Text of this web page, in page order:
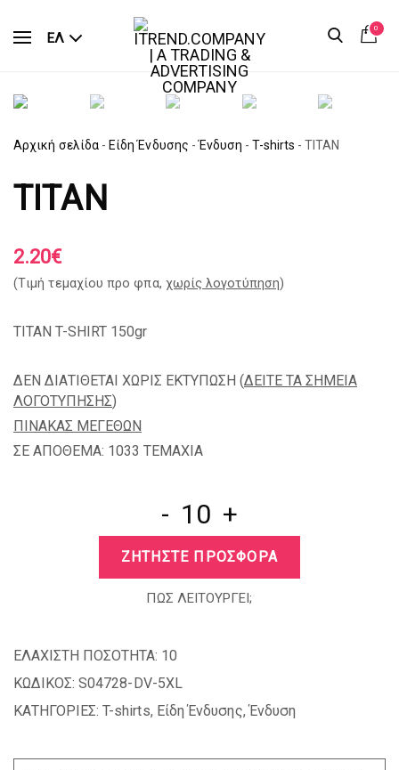
ΕΛ
0
Αρχική σελίδα - Είδη Ένδυσης - Ένδυση - T-shirts - TITAN
TITAN
2.20€
(Tιμή τεμαχίου προ φπα, χωρίς λογοτύπηση)
TITAN T-SHIRT 150gr
ΔΕΝ ΔΙΑΤΙΘΕΤΑΙ ΧΩΡΙΣ ΕΚΤΥΠΩΣΗ (ΔΕΙΤΕ ΤΑ ΣΗΜΕΙΑ
ΛΟΓΟΤΥΠΗΣΗΣ)
ΠΙΝΑΚΑΣ ΜΕΓΕΘΩΝ
ΣΕ ΑΠΟΘΕΜΑ: 1033 TEMAXIA
- +
ΖΗΤΗΣΤΕ ΠΡΟΣΦΟΡΑ
ΠΩΣ ΛΕΙΤΟΥΡΓΕΙ;
ΕΛΑΧΙΣΤΗ ΠΟΣΟΤΗΤΑ: 10
ΚΩΔΙΚΟΣ: S04728-DV-5XL
ΚΑΤΗΓΟΡΙΕΣ: T-shirts, Είδη Ένδυσης,Ένδυση